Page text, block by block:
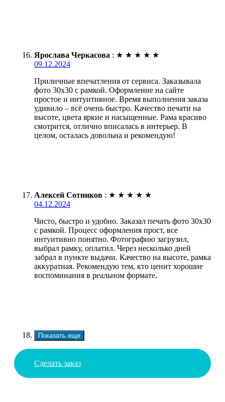
Ярослава Черкасова : ★ ★ ★ ★ ★
09.12.2024
Приличные впечатления от сервиса. Заказывала
фото 30х30 с рамкой. Оформление на сайте
простое и интуитивное. Время выполнения заказа
удивило – всё очень быстро. Качество печати на
высоте, цвета яркие и насыщенные. Рама красиво
смотрится, отлично вписалась в интерьер. В
целом, осталась довольна и рекомендую!
Алексей Сотников : ★ ★ ★ ★ ★
04.12.2024
Чисто, быстро и удобно. Заказал печать фото 30х30
с рамкой. Процесс оформления прост, все
интуитивно понятно. Фотографию загрузил,
выбрал рамку, оплатил. Через несколько дней
забрал в пункте выдачи. Качество на высоте, рамка
аккуратная. Рекомендую тем, кто ценит хорошие
воспоминания в реальном формате.
Показать еще
Сделать заказ